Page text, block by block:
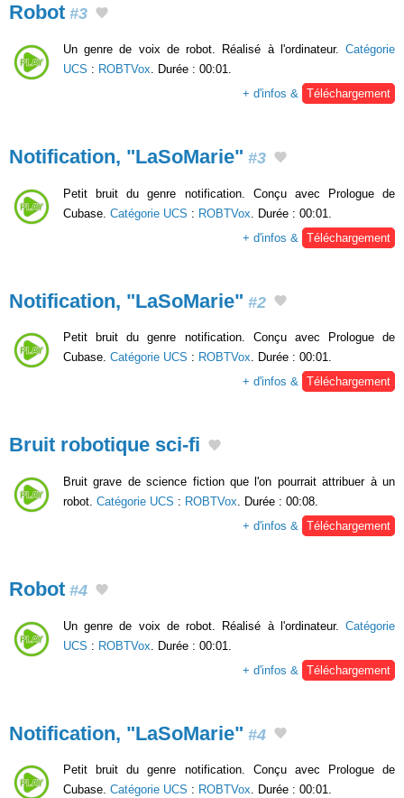
Robot #3
Un genre de voix de robot. Réalisé à l'ordinateur. Catégorie
UCS : ROBTVox . Durée : 00:01.
+ d'infos &
Téléchargement
Notification, "LaSoMarie" #3
Petit bruit du genre notification. Conçu avec Prologue de
Cubase. Catégorie UCS : ROBTVox . Durée : 00:01.
+ d'infos &
Téléchargement
Notification, "LaSoMarie" #2
Petit bruit du genre notification. Conçu avec Prologue de
Cubase. Catégorie UCS : ROBTVox. Durée : 00:01.
+ d'infos & Téléchargement
Bruit robotique sci-fi
Bruit grave de science fiction que l'on pourrait attribuer à un
robot. Catégorie UCS : ROBTVox . Durée : 00:08.
+ d'infos &
Téléchargement
Robot #4
Un genre de voix de robot. Réalisé à l'ordinateur. Catégorie
UCS : ROBTVox . Durée : 00:01.
+ d'infos &
Téléchargement
Notification, "LaSoMarie" #4
Petit bruit du genre notification. Conçu avec Prologue de
Cubase. Catégorie UCS : ROBTVox. Durée : 00:01.